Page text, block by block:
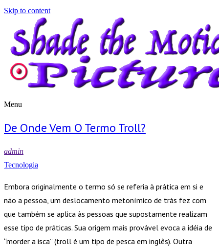
Skip to content
Menu
De Onde Vem O Termo Troll?
admin
Tecnologia
Embora originalmente o termo só se referia à prática em si e
não a pessoa, um deslocamento metonímico de trás fez com
que também se aplica às pessoas que supostamente realizam
esse tipo de práticas. Sua origem mais provável evoca a idéia de
“morder a isca” (troll é um tipo de pesca em inglês). Outra